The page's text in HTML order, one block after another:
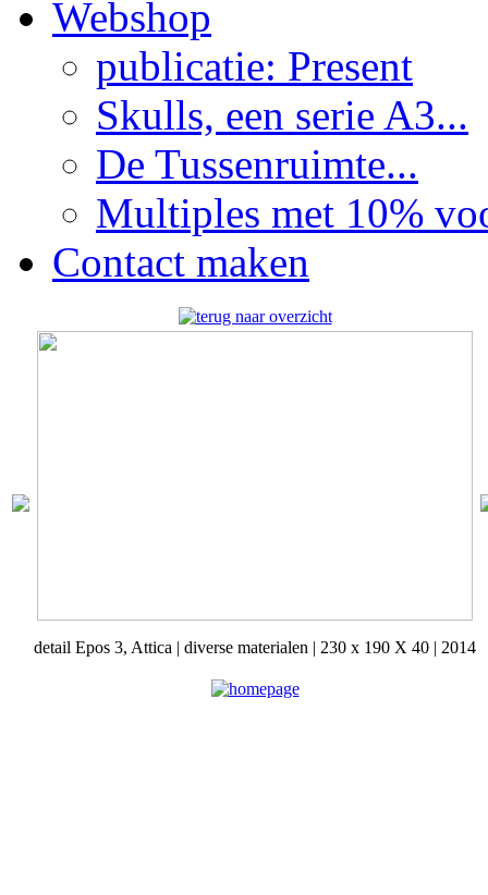
Webshop
publicatie: Present
Skulls, een serie A3...
De Tussenruimte...
Multiples met 10%
Contact maken
detail Epos 3, Attica | diverse materialen | 230 x 190 X 40 | 2014